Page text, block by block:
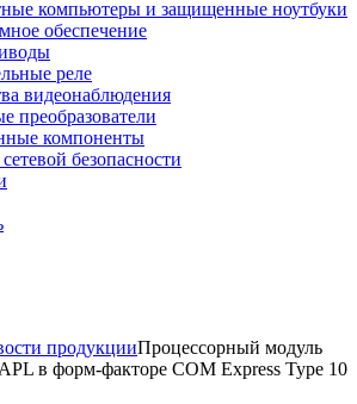
компьютеры и защищенные ноутбуки
обеспечение
реле
видеонаблюдения
преобразователи
компоненты
безопасности
продукцииПроцессорный модуль
в форм-факторе COM Express Type 10